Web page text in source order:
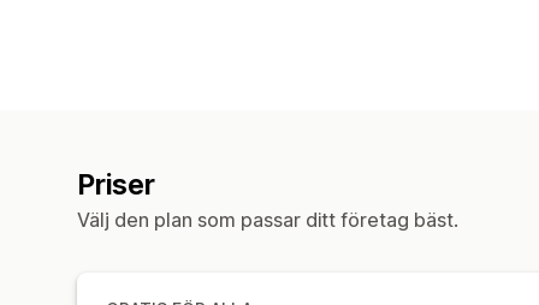
Priser
Välj den plan som passar ditt företag bäst.